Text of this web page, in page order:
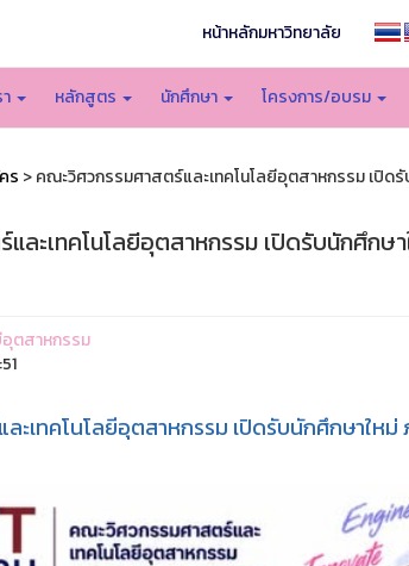
หน้าหลักมหาวิทยาลัย
หลักสูตร นักศึกษา โครงการ/อบรม
ร > คณะวิศวกรรมศาสตร์และเทคโนโลยีอุตสาหกรรม เปิ
ละเทคโนโลยีอุตสาหกรรม เปิดรับนักศึก
ตสาหกรรม
ะเทคโนโลยีอุตสาหกรรม เปิดรับนักศึกษาให